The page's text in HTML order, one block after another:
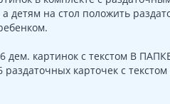
на стол положить
картинок с текстом В
карточек с текстом